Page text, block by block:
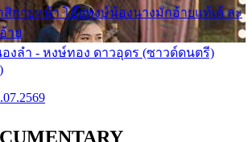
กายหน้า โอ๊ยหงษ์น้องนางมักอ้ายแท้เด้ ละ
าย
งลำ - หงษ์ทอง ดาวอุดร (ซาวด์ดนตรี)